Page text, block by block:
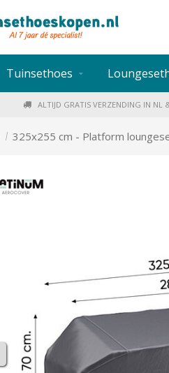
Tuinsethoes
ALTIJD GRATIS VERZENDING IN NL
/ 325x255 cm - Platform